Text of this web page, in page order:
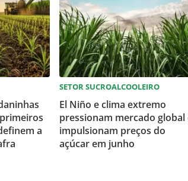
a
SETOR SUCROALCOOLEIRO
El Niño e clima extremo
pressionam mercado global
impulsionam preços do
açúcar em junho